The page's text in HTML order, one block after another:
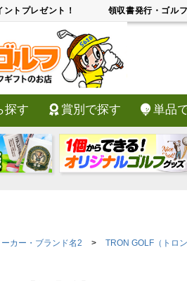
トプレゼント！ 領収書発行・ゴル
探す 賞別で探す 単品
ーカー・ブランド名2 TRON GOLF（トロン